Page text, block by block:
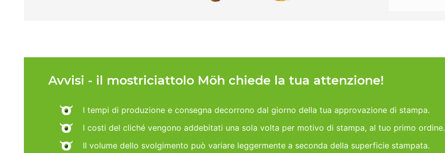
Avvisi - il mostriciattolo Möh chiede la tua attenzione!
I tempi di produzione e consegna decorrono dal giorno della tua approvazione di stampa.
I costi del cliché vengono addebitati una sola volta per motivo di stampa, al tuo primo ordine.
Il volume dello svolgimento può variare leggermente a seconda della superficie stampata.